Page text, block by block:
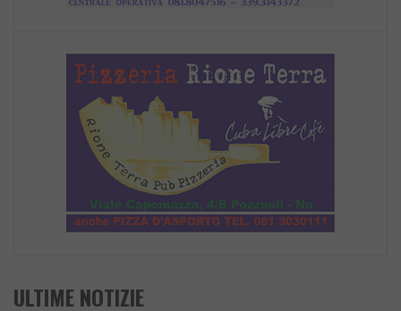
ULTIME NOTIZIE